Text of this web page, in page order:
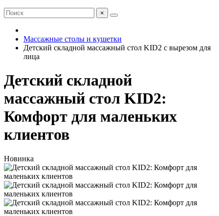
×
Массажные столы и кушетки
Детский складной массажный стол KID2 с вырезом для
лица
Детский складной
массажный стол KID2:
Комфорт для маленьких
клиентов
Новинка